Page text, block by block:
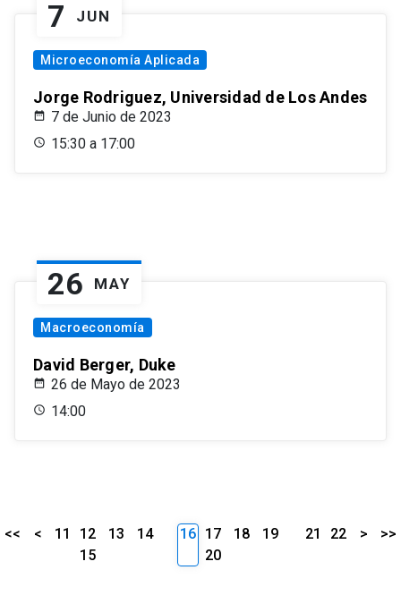
7 JUN
Microeconomía Aplicada
Jorge Rodriguez, Universidad de Los Andes
7 de Junio de 2023
15:30 a 17:00
26 MAY
Macroeconomía
David Berger, Duke
26 de Mayo de 2023
14:00
<< < 11 12 13
14
15
16 17 18
19
20
21 22 > >>